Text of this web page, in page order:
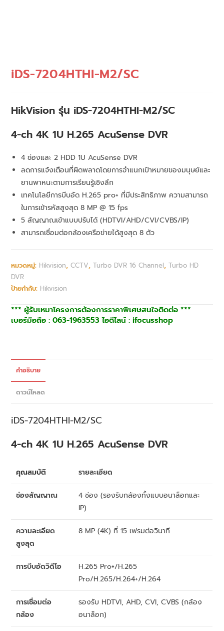
iDS-7204HTHI-M2/SC
HikVision รุ่น iDS-7204HTHI-M2/SC
4-ch 4K 1U H.265 AcuSense DVR
4 ช่องและ 2 HDD 1U AcuSense DVR
ลดการแจ้งเตือนที่ผิดพลาดโดยการจำแนกเป้าหมายของมนุษย์และ
ยานพาหนะตามการเรียนรู้เชิงลึก
เทคโนโลยีการบีบอัด H.265 pro+ ที่มีประสิทธิภาพ ความสามารถ
ในการเข้ารหัสสูงสุด 8 MP @ 15 fps
5 สัญญาณเข้าแบบปรับได้ (HDTVI/AHD/CVI/CVBS/IP)
สามารถเชื่อมต่อกล้องเครือข่ายได้สูงสุด 8 ตัว
หมวดหมู่: Hikvision,CCTV,Turbo DVR 16 Channel,Turbo HD
DVR
ป้ายกำกับ: Hikvision
*** ผู้รับเหมาโครงการต้องการราคาพิเศษสนใจติดต่อ ***
เบอร์มือถือ : 063-1963553 ไอดีไลน์ : ifocusshop
คำอธิบาย
ดาวน์โหลด
iDS-7204HTHI-M2/SC
4-ch 4K 1U H.265 AcuSense DVR
คุณสมบัติ รายละเอียด
ช่องสัญญาณ
4 ช่อง (รองรับกล้องทั้งแบบอนาล็อกและ
IP)
ความละเอียด
สูงสุด
8 MP (4K) ที่ 15 เฟรมต่อวินาที
การบีบอัดวิดีโอ
H.265 Pro+/H.265
Pro/H.265/H.264+/H.264
การเชื่อมต่อ
กล้อง
รองรับ HDTVI, AHD, CVI, CVBS (กล้อง
อนาล็อก)